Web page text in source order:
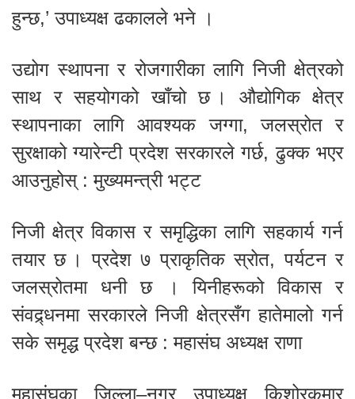
हुन्छ,’ उपाध्यक्ष ढकालले भने ।
उद्योग स्थापना र रोजगारीका लागि निजी क्षेत्रको
साथ र सहयोगको खाँचो छ । औद्योगिक क्षेत्र
स्थापनाका लागि आवश्यक जग्गा, जलस्रोत र
सुरक्षाको ग्यारेन्टी प्रदेश सरकारले गर्छ, ढुक्क भएर
आउनुहोस् : मुख्यमन्त्री भट्ट
निजी क्षेत्र विकास र समृद्धिका लागि सहकार्य गर्न
तयार छ । प्रदेश ७ प्राकृतिक स्रोत, पर्यटन र
जलस्रोतमा धनी छ । यिनीहरूको विकास र
संवद्र्धनमा सरकारले निजी क्षेत्रसँग हातेमालो गर्न
सके समृद्ध प्रदेश बन्छ : महासंघ अध्यक्ष राणा
महासंघका जिल्ला–नगर उपाध्यक्ष किशोरकुमार